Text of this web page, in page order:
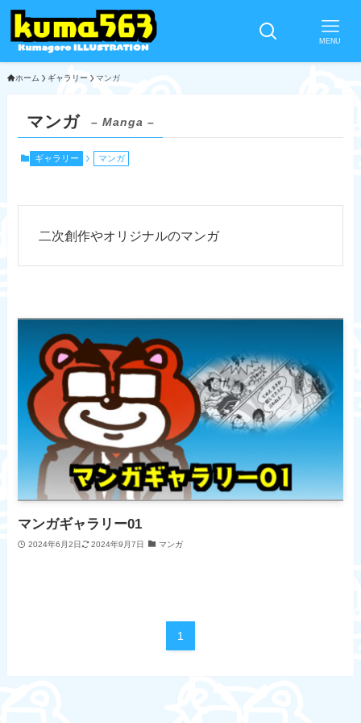
MENU
ホーム ギャラリー マンガ
マンガ – Manga –
ギャラリー マンガ
二次創作やオリジナルのマンガ
マンガギャラリー01
2024年6月2日 2024年9月7日 マンガ
1